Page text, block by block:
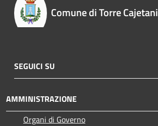
Comune di Torre Cajetani
SEGUICI SU
AMMINISTRAZIONE
Organi di Governo